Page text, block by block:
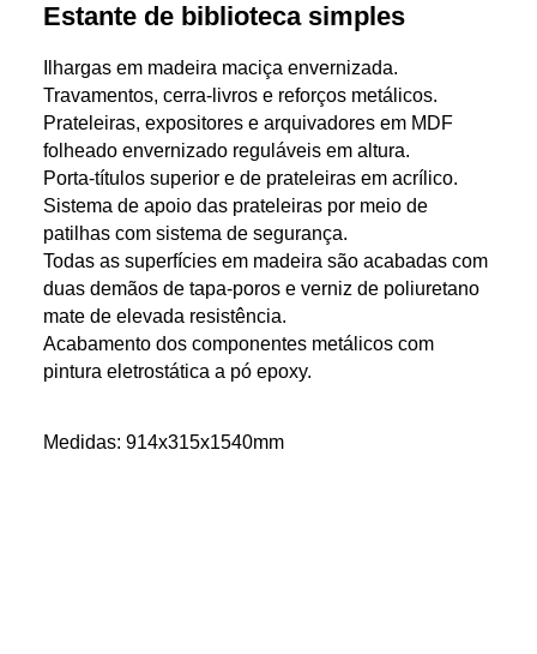
Estante de biblioteca simples
Ilhargas em madeira maciça envernizada.
Travamentos, cerra-livros e reforços metálicos.
Prateleiras, expositores e arquivadores em MDF
folheado envernizado reguláveis em altura.
Porta-títulos superior e de prateleiras em acrílico.
Sistema de apoio das prateleiras por meio de
patilhas com sistema de segurança.
Todas as superfícies em madeira são acabadas com
duas demãos de tapa-poros e verniz de poliuretano
mate de elevada resistência.
Acabamento dos componentes metálicos com
pintura eletrostática a pó epoxy.
Medidas: 914x315x1540mm